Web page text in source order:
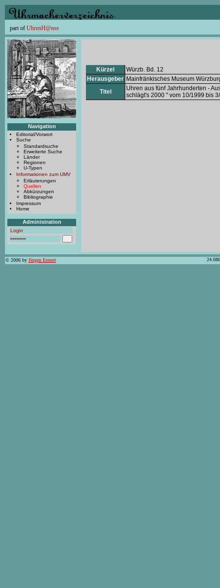
part of UhrenH@nse
Navigation
Editorial/Vorwort
Suche
Standardsuche
Erweiterte Suche
Länder
Regionen
U-Typen
Informationen zum UMV
Erläuterungen
Quellen
Abkürzungen
Bibliographie
Impressum
Home
Administration
Kürzel
Würzb. Bd. 12
Herausgeber Mainfränkisches Museum
Titel
Uhren aus fünf Jahrhunderten -
schlägt's 2000 " vom 10/1999 bis
© 2006 by Jürgen Ermert